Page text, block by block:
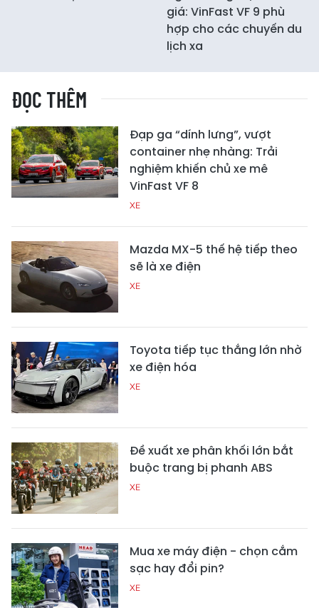
giá: VinFast VF 9 phù
hợp cho các chuyến du
lịch xa
ĐỌC THÊM
Đạp ga “dính lưng”, vượt
container nhẹ nhàng: Trải
nghiệm khiến chủ xe mê
VinFast VF 8
XE
Mazda MX-5 thế hệ tiếp theo
sẽ là xe điện
XE
Toyota tiếp tục thắng lớn nhờ
xe điện hóa
XE
Đề xuất xe phân khối lớn bắt
buộc trang bị phanh ABS
XE
Mua xe máy điện - chọn cắm
sạc hay đổi pin?
XE